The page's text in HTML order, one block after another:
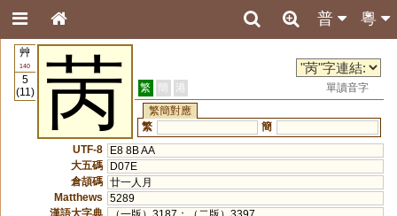
粵
普
艸
140
5
(11)
苪 繁 簡 港
單讀音字
繁簡對應
繁
簡
UTF-8
E8 8B AA
大五碼
D07E
倉頡碼 廿一人月
Matthews
5289
漢語大字典